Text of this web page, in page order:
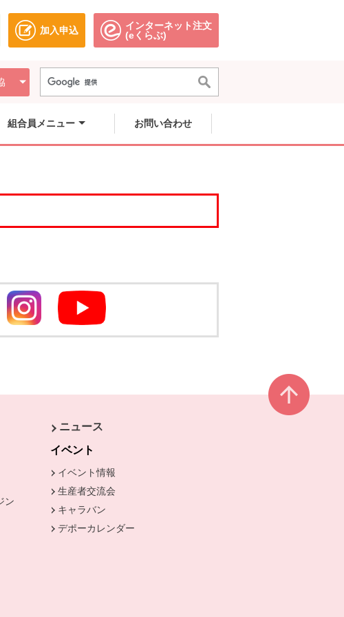
ドウで開きます。
加入申込
別のウィンドウで開きます。
インターネット注文
(eくらぶ)別のウィンドウで開きます。
組合員メニュー お問い合わせ
ウで開きます。
ン
ニュース
イベント
イベント情報
生産者交流会
キャラバン
デポーカレンダー